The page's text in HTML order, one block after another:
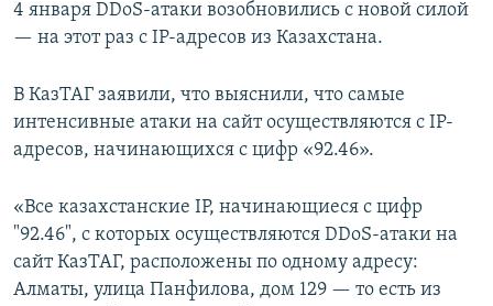
4 января DDoS-атаки возобновились с новой силой
— на этот раз с IP-адресов из Казахстана.
В КазТАГ заявили, что выяснили, что самые
интенсивные атаки на сайт осуществляются с IP-
адресов, начинающихся с цифр «92.46».
«Все казахстанские IP, начинающиеся с цифр
"92.46", с которых осуществляются DDoS-атаки на
сайт КазТАГ, расположены по одному адресу:
Алматы, улица Панфилова, дом 129 — то есть из